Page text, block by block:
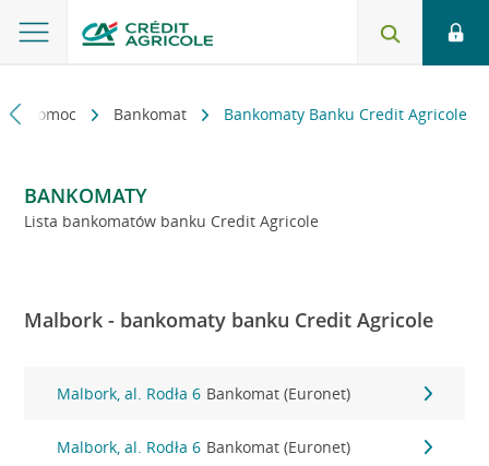
i pomoc Bankomat Bankomaty Banku Credit Agricole
BANKOMATY
Lista bankomatów banku Credit Agricole
Malbork - bankomaty banku Credit Agricole
Malbork, al. Rodła 6 Bankomat (Euronet)
Malbork, al. Rodła 6 Bankomat (Euronet)